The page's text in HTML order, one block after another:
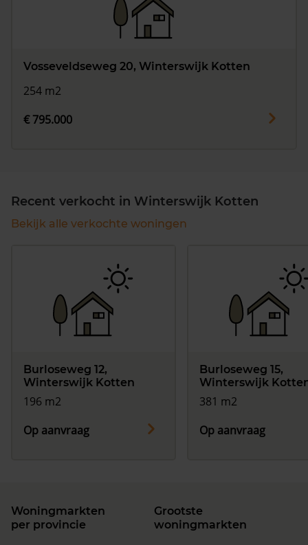
Vosseveldseweg 20, Winterswijk Kotten
254 m2
€ 795.000
Recent verkocht in Winterswijk Kotten
Bekijk alle verkochte woningen
Burloseweg 12,
Winterswijk Kotten
196 m2
Op aanvraag
Burloseweg 15,
Winterswijk
381 m2
Op aanvraag
Woningmarkten
per provincie
Grootste
woningmarkten